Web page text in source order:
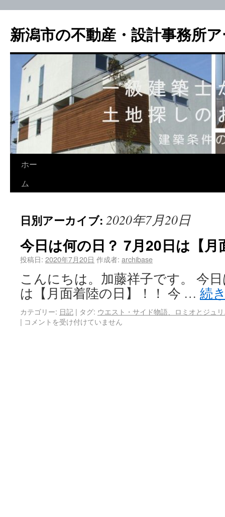
新潟市の不動産・設計事務所
ホー
ム
日別アーカイブ: 2020年7月20日
今日は何の日？ 7月20日は【月
投稿日: 2020年7月20日 作成者: archibase
こんにちは。加藤祥子です。 今
は【月面着陸の日】！！ 今 … 続
カテゴリー: 日記 | タグ: ウエスト・サイド物語、ロミオとジュ
| コメントを受け付けていません